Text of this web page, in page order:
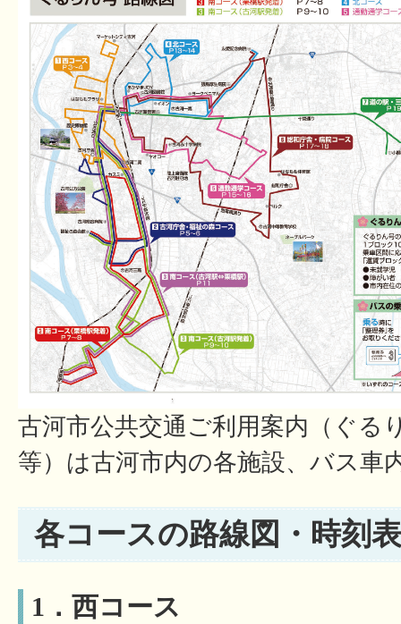
古河市公共交通ご利用案内（ぐる
等）は古河市内の各施設、バス車
各コースの路線図・時刻表
1．西コース